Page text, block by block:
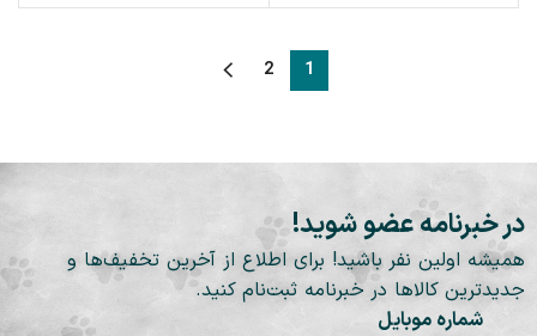
1
2
در خبرنامه عضو شوید!
همیشه اولین نفر باشید! برای اطلاع از آخرین تخفیف‌ها و
جدیدترین کالاها در خبرنامه ثبت‌نام کنید.
شماره موبایل